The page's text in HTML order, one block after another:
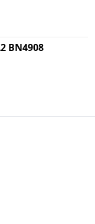
BN4908